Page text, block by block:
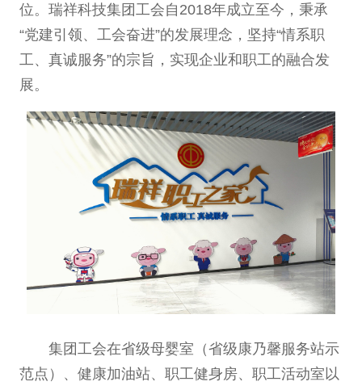
位。瑞祥科技集团工会自2018年成立至今，秉承
“党建引领、工会奋进”的发展理念，坚持“情系职
工、真诚服务”的宗旨，实现企业和职工的融合发
展。
集团工会在省级母婴室（省级康乃馨服务站示
范点）、健康加油站、职工健身房、职工活动室以